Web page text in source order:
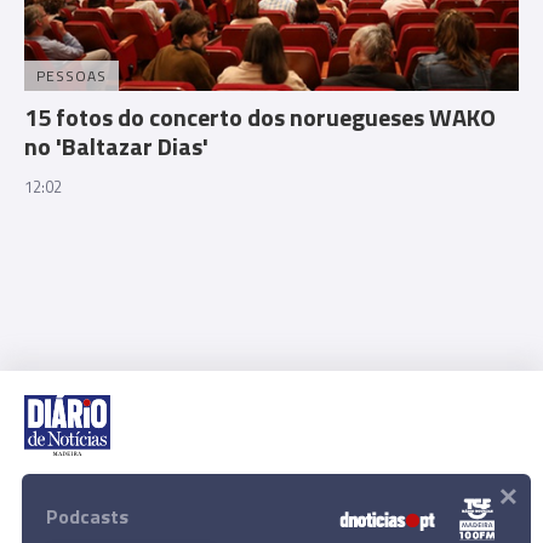
PESSOAS
15 fotos do concerto dos noruegueses WAKO
no 'Baltazar Dias'
12:02
Rua Dr. Fernão de Ornelas, 56 - 3º
291 202 300
Podcasts ×